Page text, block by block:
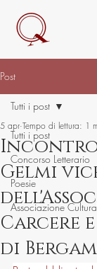
Post
Tutti i post
Concorso Letterario
Poesie
Associazione
Tutti i post
Gelmi
Carcere
di
5 apr Tempo di lettura: 1